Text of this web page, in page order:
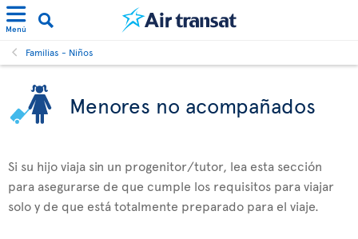
Menú
Familias - Niños
Menores no acompañados
Si su hijo viaja sin un progenitor/tutor, lea esta sección
para asegurarse de que cumple los requisitos para viajar
solo y de que está totalmente preparado para el viaje.